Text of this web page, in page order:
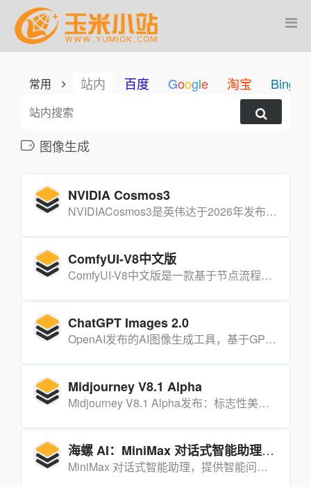
常用 站内 百度 Google 淘宝 Bing
图像生成
NVIDIA Cosmos3
NVIDIACosmos3是英伟达于2026年发布的面向物理AI的开放世界基础模型。该模型采用全新混合Tra[…]
ComfyUI-V8中文版
ComfyUI-V8中文版是一款基于节点流程的开源AIGC创作工具整合包，专为国内用户量身定制。它将ComfyUI内核、Python运行环境、常用插件、预置模型以及绘世启动器打包为一体，实现解压即用、全中文界面、免安装配置的极致体验。最低支持NVIDIA GTX 1060显卡，让普通电脑用户也能轻松上手AI图像与视频生成创作。 一、主要功能
ChatGPT Images 2.0
OpenAI发布的AI图像生成工具，基于GPT Image 2模型，首次引入思考能力，登顶Image Arena榜单，支持多语言文本渲染和8张连贯图像生成。
Midjourney V8.1 Alpha
Midjourney V8.1 Alpha发布：标志性美学强势回归，2K HD速度提升3倍、成本降3倍，Image Prompts全面回归，当前仅Alpha测试
海螺 AI：MiniMax 对话式智能助理，提供智能问答、知识检索、创意写作等全方位服务
MiniMax 对话式智能助理，提供智能问答、知识检索、创意写作等全方位服务